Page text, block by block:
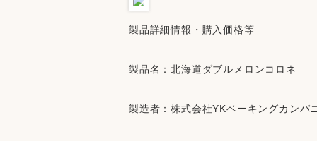
製品詳細情報・購入価格等
製品名：北海道ダブルメロンコロネ
製造者：株式会社YKベーキングカンパ